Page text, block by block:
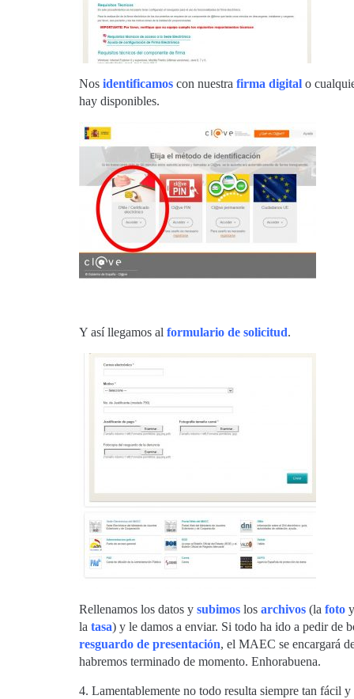
Nos identificamos con nuestra firma digital o
hay disponibles.
Y así llegamos al formulario de solicitud.
Rellenamos los datos y subimos los archivos (la foto
la tasa) y le damos a enviar. Si todo ha ido a pedir de
resguardo de presentación, el MAEC se encargará
habremos terminado de momento. Enhorabuena.
4. Lamentablemente no todo resulta siempre tan fácil